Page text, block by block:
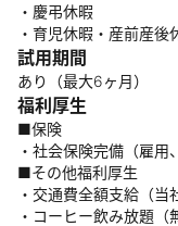
・慶弔休暇
・育児休暇・産前産後
試用期間
あり（最大6ヶ月）
福利厚生
■保険
・社会保険完備（雇用
■その他福利厚生
・交通費全額支給（当
・コーヒー飲み放題（